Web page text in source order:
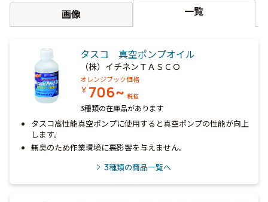
画像 一覧
タスコ 真空ポンプオイル
（株）イチネンＴＡＳＣＯ
オレンジブック価格
￥ 706~ 税抜
3種類の在庫品があります
タスコ高性能真空ポンプに使用すると真空ポンプの性能が向上
します。
無臭のため作業環境に悪影響を与えません。
3種類の商品一覧へ